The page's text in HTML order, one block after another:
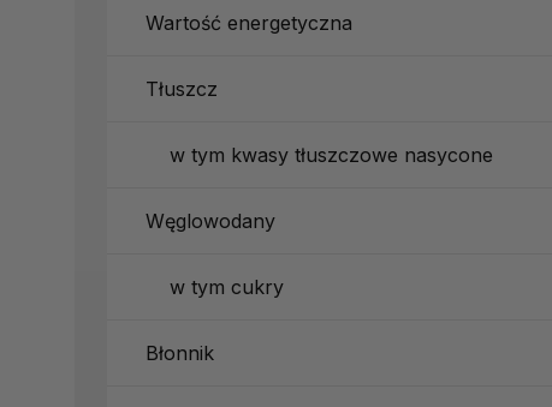
Wartość energetyczna
Tłuszcz
w tym kwasy tłuszczowe nasycone
Węglowodany
w tym cukry
Błonnik